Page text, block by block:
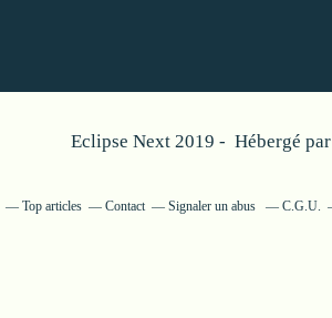
Eclipse Next 2019 - Hébergé par
Top articles Contact Signaler un abus C.G.U.